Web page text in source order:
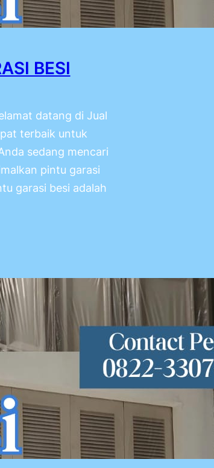
BESI
datang di Jual
terbaik untuk
sedang mencari
pintu garasi
garasi besi adalah